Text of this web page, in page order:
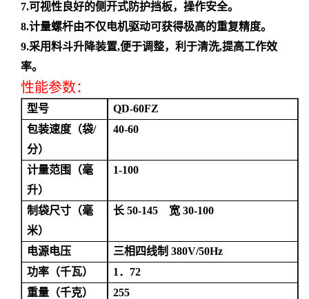
7.可视性良好的侧开式防护挡板，操作安全。
8.计量螺杆由不仅电机驱动可获得极高的重复精度。
9.采用料斗升降装置,便于调整，利于清洗,提高工作效
率。
性能参数：
型号 QD-60FZ
包装速度（袋/
分）
40-60
计量范围（毫
升）
1-100
制袋尺寸（毫
米）
长 50-145 宽 30-100
电源电压 三相四线制 380V/50Hz
功率（千瓦）
1．72
重量（千克）
255